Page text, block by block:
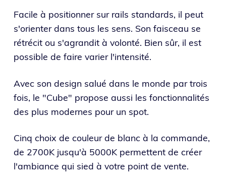
Facile à positionner sur rails standards, il peut
s'orienter dans tous les sens. Son faisceau se
rétrécit ou s'agrandit à volonté. Bien sûr, il est
possible de faire varier l'intensité.
Avec son design salué dans le monde par trois
fois, le "Cube" propose aussi les fonctionnalités
des plus modernes pour un spot.
Cinq choix de couleur de blanc à la commande,
de 2700K jusqu'à 5000K permettent de créer
l'ambiance qui sied à votre point de vente.